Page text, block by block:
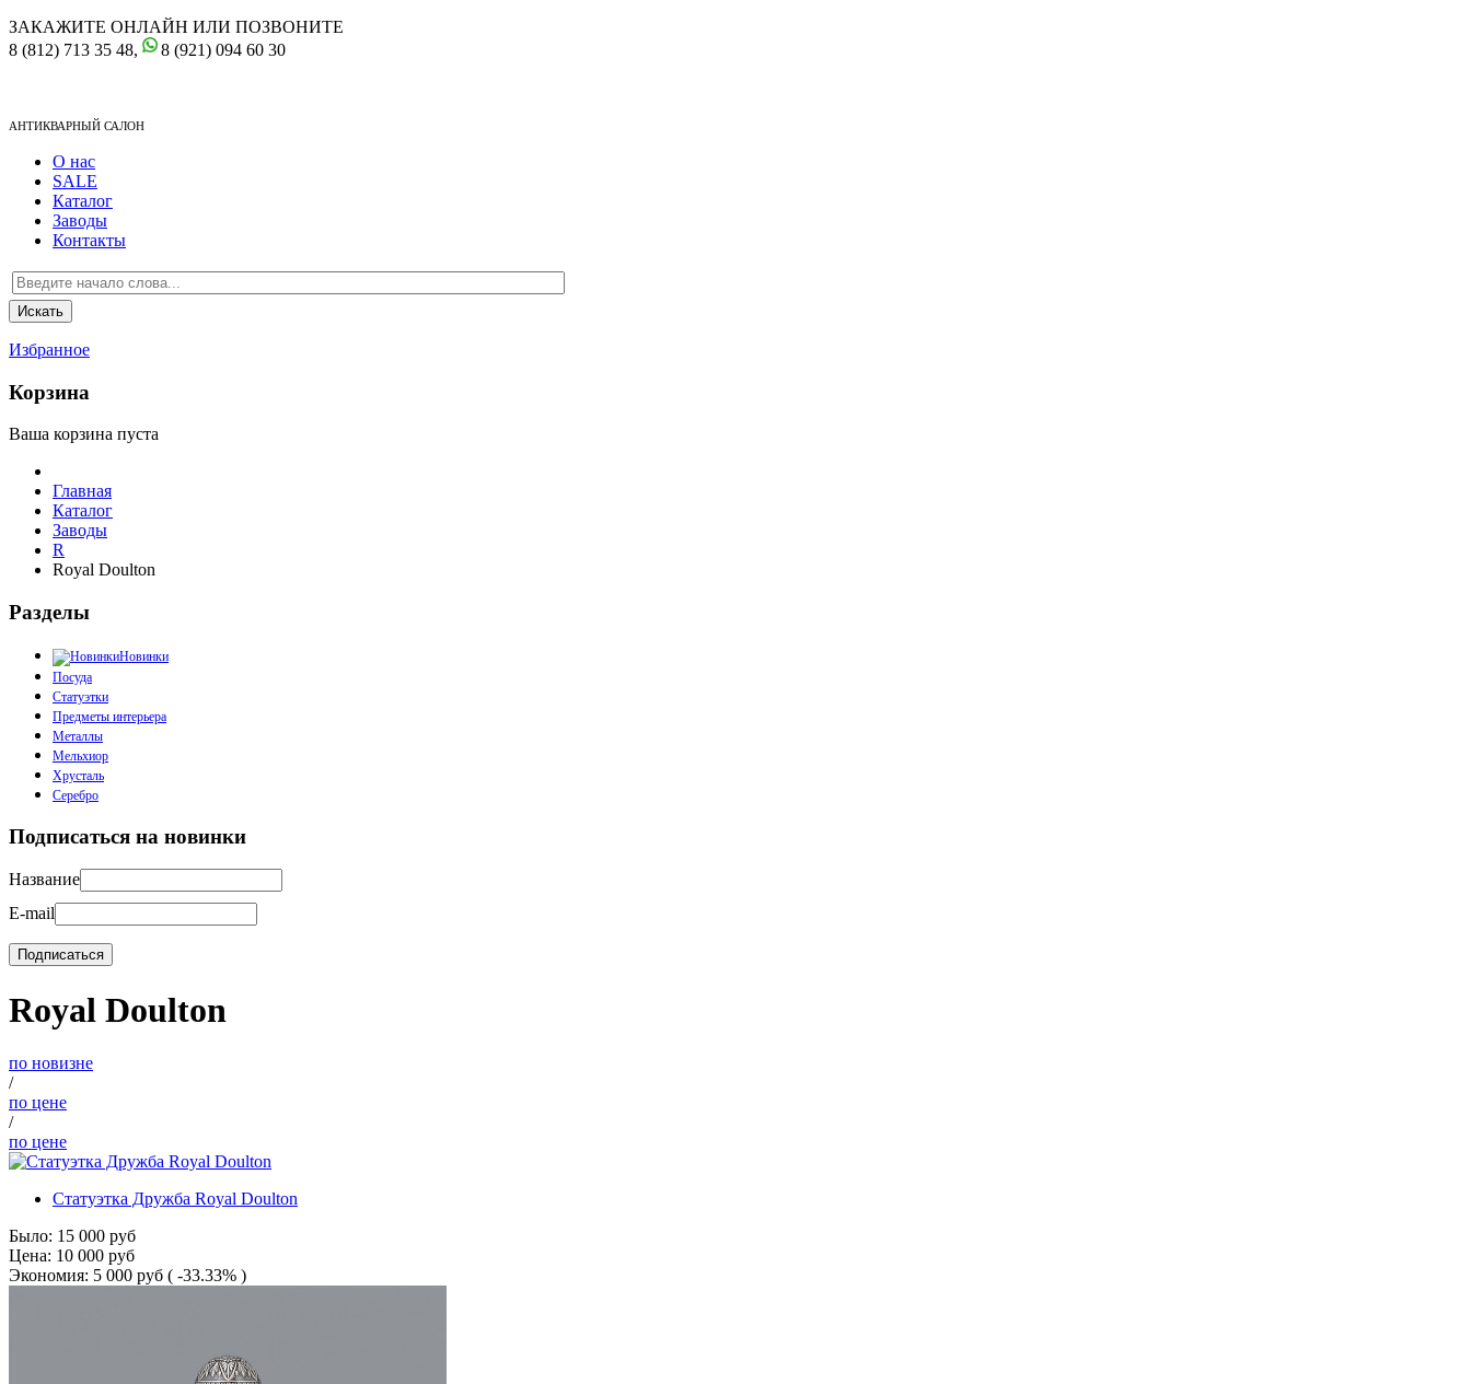
ЗАКАЖИТЕ ОНЛАЙН ИЛИ ПОЗВОНИТЕ
8 (812) 713 35 48,
8 (921) 094 60 30
АНТИКВАРНЫЙ САЛОН
О нас
SALE
Каталог
Заводы
Контакты
Избранное
Корзина
Ваша корзина пуста
Главная
Каталог
Заводы
R
Royal Doulton
Разделы
Новинки
Посуда
Статуэтки
Предметы интерьера
Металлы
Мельхиор
Хрусталь
Серебро
Подписаться на новинки
Название
E-mail
Royal Doulton
по новизне
/
по цене
/
по цене
Статуэтка Дружба Royal Doulton
Было: 15 000 руб
Цена: 10 000 руб
Экономия: 5 000 руб ( -33.33% )